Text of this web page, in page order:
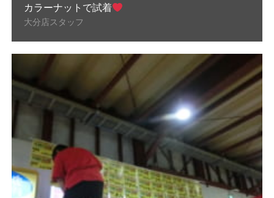
カラーナットで試着
大分店スタッフ